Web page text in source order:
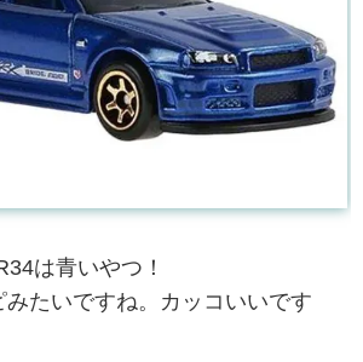
は青いやつ！
たいですね。カッコいいです